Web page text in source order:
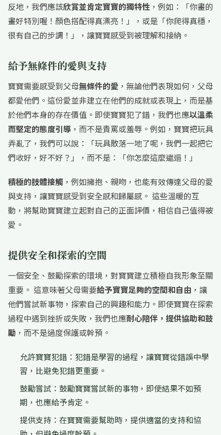
反地，我們應該欣賞並肯定寶寶的獨特性 ，例如：「你畫的
畫好特別喔！顏色搭配得真漂亮！」，或是「你爬得真穩，
很有自己的步調！」，讓寶寶感受到被理解和接納。
給予無條件的愛與支持
寶寶需要感受到父母無條件的愛 ，無論他們表現如何，父母
都愛他們。這份愛並非建立在他們的成就或表現上，而是基
於他們本身的存在價值。即使寶寶犯了錯，我們也應以溫柔
而堅定的態度引導 ，而不是責罵或羞辱。例如，寶寶把玩具
弄亂了，我們可以說：「玩具散落一地了呢，我們一起把它
們收好，好不好？」，而不是：「你怎麼這麼邋遢！」
積極的肢體接觸 ，例如擁抱、親吻，也能有效傳達父母的愛
與支持，讓寶寶感受到安全感和歸屬感。 這些溫暖的互
動，將幫助寶寶建立起對自己的正面評價，相信自己值得被
愛。
提供安全和探索的空間
一個安全、鼓勵探索的環境，對寶寶建立積極自我形象至關
重要。 這意味著父母需要給予寶寶足夠的空間和自由 ，讓
他們嘗試新事物，探索自己的興趣和能力。即使寶寶在探索
過程中遇到挫折或失敗，我們也應耐心陪伴，提供協助和鼓
勵 ，而不是過度保護或幹預。
允許寶寶犯錯：犯錯是學習的過程，讓寶寶從錯誤中學
習，比避免犯錯更重要。
鼓勵嘗試：鼓勵寶寶嘗試新的事物，即使結果不如預
期，也應給予肯定。
提供支持：在寶寶需要幫助時，提供適當的支持和協